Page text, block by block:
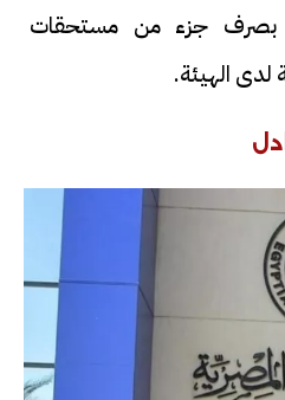
بصرف جزء من مستحقات
لدى الهيئة.